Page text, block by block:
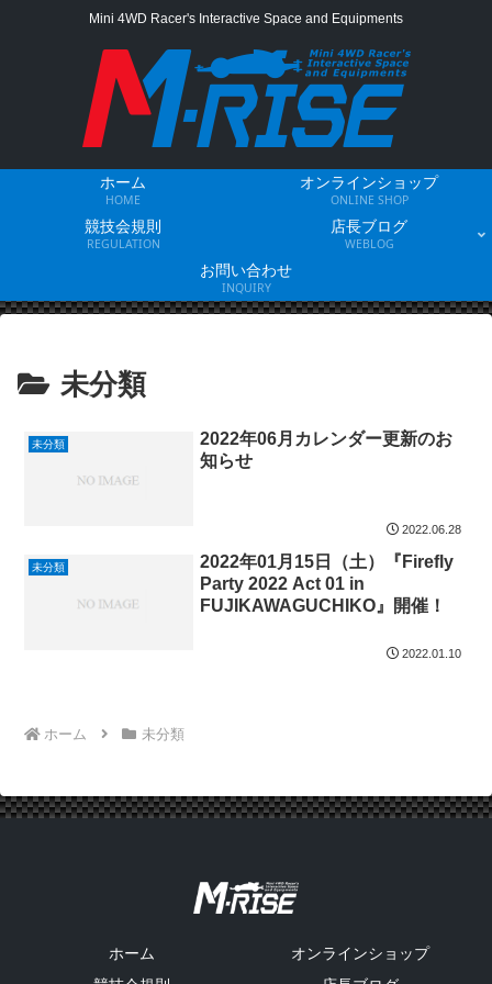
Mini 4WD Racer's Interactive Space and Equipments
ホーム
HOME
オンラインショップ
ONLINE SHOP
競技会規則
REGULATION
店長ブログ
WEBLOG
お問い合わせ
INQUIRY
未分類
未分類
2022年06月カレンダー更新のお
知らせ
2022.06.28
未分類
2022年01月15日（土）『Firefly
Party 2022 Act 01 in
FUJIKAWAGUCHIKO』開催！
2022.01.10
ホーム 未分類
ホーム
オンラインショップ